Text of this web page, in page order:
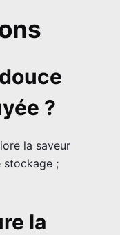
?
la saveur
stockage ;
la